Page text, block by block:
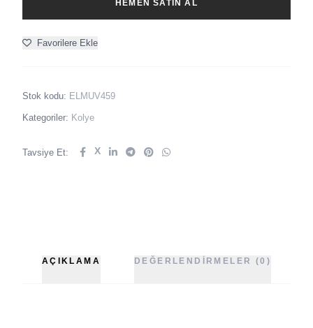
HEMEN SATIN AL
Favorilere Ekle
Stok kodu: ELMUV459
Kategoriler: Kolye
Tavsiye Et: X
AÇIKLAMA DEĞERLENDIRMELER (0)